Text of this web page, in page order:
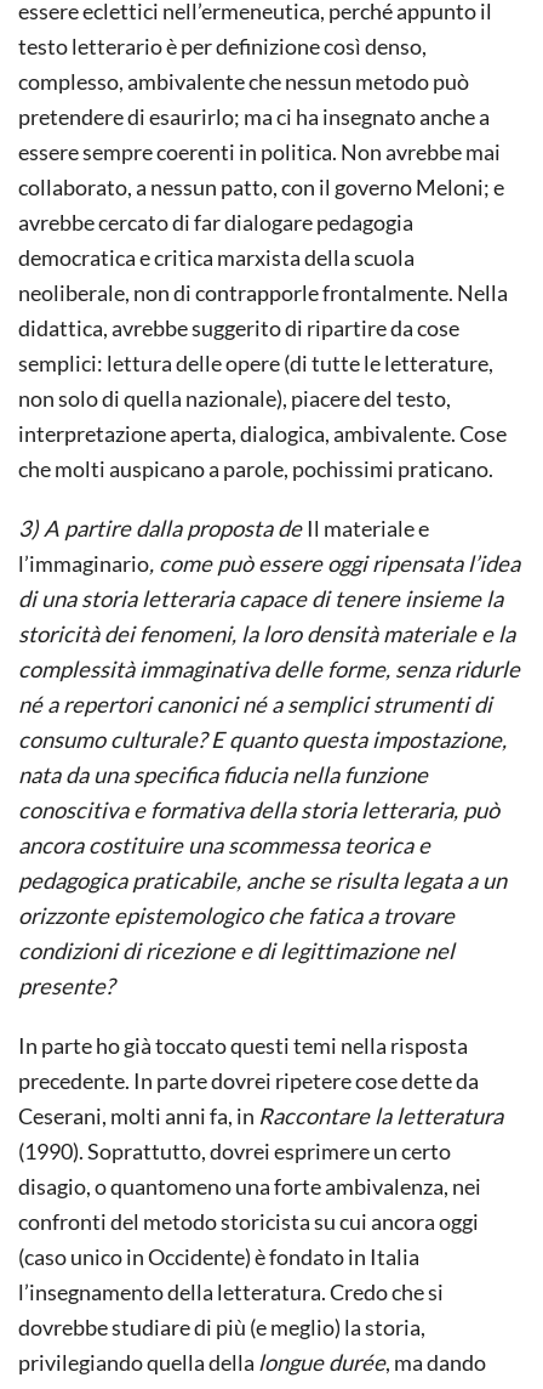
essere eclettici nell’ermeneutica, perché appunto il
testo letterario è per definizione così denso,
complesso, ambivalente che nessun metodo può
pretendere di esaurirlo; ma ci ha insegnato anche a
essere sempre coerenti in politica. Non avrebbe mai
collaborato, a nessun patto, con il governo Meloni; e
avrebbe cercato di far dialogare pedagogia
democratica e critica marxista della scuola
neoliberale, non di contrapporle frontalmente. Nella
didattica, avrebbe suggerito di ripartire da cose
semplici: lettura delle opere (di tutte le letterature,
non solo di quella nazionale), piacere del testo,
interpretazione aperta, dialogica, ambivalente. Cose
che molti auspicano a parole, pochissimi praticano.
3) A partire dalla proposta deIl materiale e
l’immaginario, come può essere oggi ripensata l’idea
di una storia letteraria capace di tenere insieme la
storicità dei fenomeni, la loro densità materiale e la
complessità immaginativa delle forme, senza ridurle
né a repertori canonici né a semplici strumenti di
consumo culturale? E quanto questa impostazione,
nata da una specifica fiducia nella funzione
conoscitiva e formativa della storia letteraria, può
ancora costituire una scommessa teorica e
pedagogica praticabile, anche se risulta legata a un
orizzonte epistemologico che fatica a trovare
condizioni di ricezione e di legittimazione nel
presente?
In parte ho già toccato questi temi nella risposta
precedente. In parte dovrei ripetere cose dette da
Ceserani, molti anni fa, in Raccontare la letteratura
(1990). Soprattutto, dovrei esprimere un certo
disagio, o quantomeno una forte ambivalenza, nei
confronti del metodo storicista su cui ancora oggi
(caso unico in Occidente) è fondato in Italia
l’insegnamento della letteratura. Credo che si
dovrebbe studiare di più (e meglio) la storia,
privilegiando quella della longue durée, ma dando